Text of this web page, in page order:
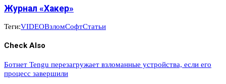
Журнал «Хакер»
Теги:VIDEOВзломСофтСтатьи
Check Also
Ботнет Tengu перезагружает взломанные устройства, если его
процесс завершили